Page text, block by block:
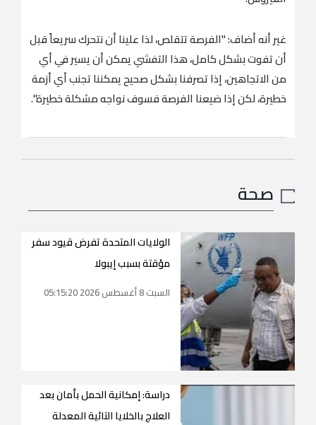
غير أنه أضاف: "الفرصة تتقلص، لذا علينا أن نتحرك سريعاً قبل
أن تفوت بشكل كامل، هذا التفشي يمكن أن يسير في أي
من الاتجاهين، إذا تصرفنا بشكل صحيح يمكننا تجنب أي أزمة
خطيرة، لكن إذا ضيعنا الفرصة فسوف نواجه مشكلة خطيرة".
صحة
الولايات المتحدة تفرض قيود سفر
مؤقتة بسبب إيبولا
السبت 8 أغسطس 2026 05:15:20
دراسة: إمكانية الحمل بأمان بعد
العلاج بالخلايا التائية المعدلة